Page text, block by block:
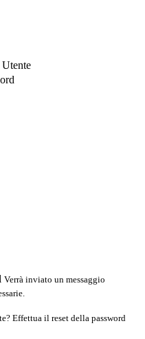
Verrà inviato un messaggio
Effettua il reset della password